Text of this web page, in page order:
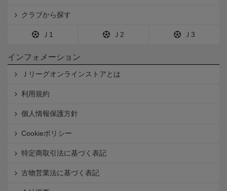
クラブから探す
Ｊ1 Ｊ2 Ｊ3
インフォメーション
Ｊリーグオンラインストアとは
利用規約
個人情報保護方針
Cookieポリシー
特定商取引法に基づく表記
古物営業法に基づく表記